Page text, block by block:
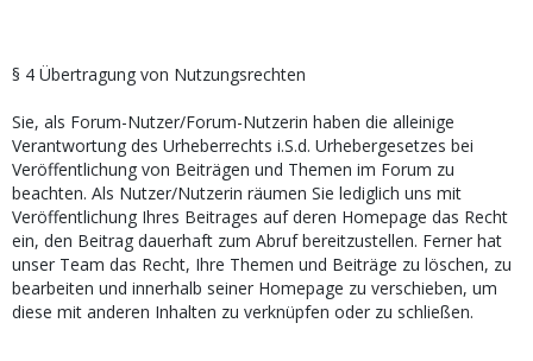
§ 4 Übertragung von Nutzungsrechten
Sie, als Forum-Nutzer/Forum-Nutzerin haben die alleinige
Verantwortung des Urheberrechts i.S.d. Urhebergesetzes bei
Veröffentlichung von Beiträgen und Themen im Forum zu
beachten. Als Nutzer/Nutzerin räumen Sie lediglich uns mit
Veröffentlichung Ihres Beitrages auf deren Homepage das Recht
ein, den Beitrag dauerhaft zum Abruf bereitzustellen. Ferner hat
unser Team das Recht, Ihre Themen und Beiträge zu löschen, zu
bearbeiten und innerhalb seiner Homepage zu verschieben, um
diese mit anderen Inhalten zu verknüpfen oder zu schließen.